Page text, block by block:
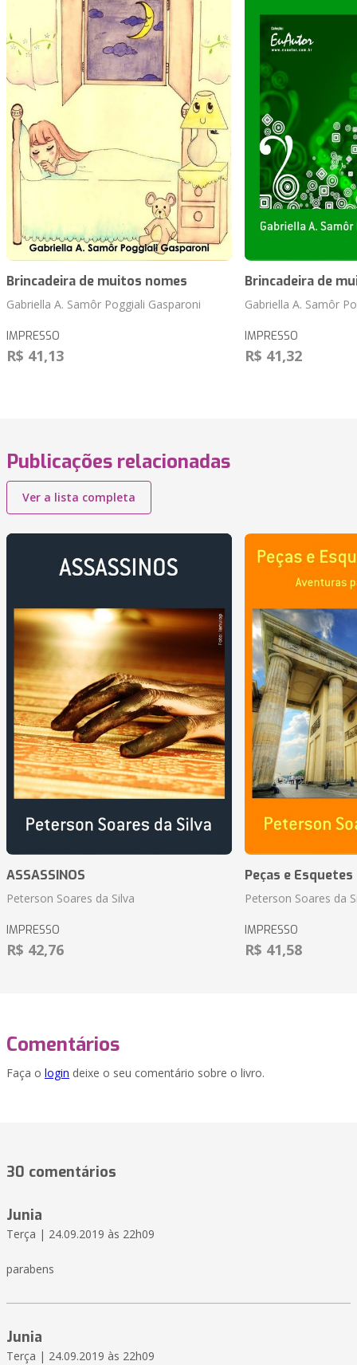
Brincadeira de muitos nomes
Gabriella A. Samôr Poggiali Gasparoni
IMPRESSO
R$ 41,13
Brincadeira de
Gabriella A. Samôr
IMPRESSO
R$ 41,32
Publicações relacionadas
Ver a lista completa
ASSASSINOS
Peterson Soares da Silva
IMPRESSO
R$ 42,76
Peças e
Peterson Soares da
IMPRESSO
R$ 41,58
Comentários
Faça o login deixe o seu comentário sobre o livro.
30 comentários
Junia
Terça | 24.09.2019 às 22h09
parabens
Junia
Terça | 24.09.2019 às 22h09